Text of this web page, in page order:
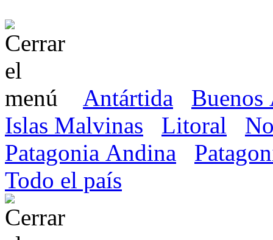
Antártida
Buenos
Islas Malvinas
Litoral
Patagonia Andina
Todo el país